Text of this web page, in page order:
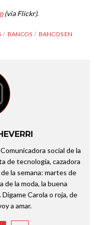
(vía Flickr).
BANCOS
BANCOS EN
social de la
de tecnología, cazadora
la semana: martes de
de la moda, la buena
Carola o roja, de
a amar.